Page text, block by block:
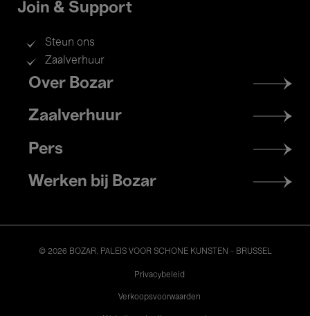
Join & Support
Steun ons
Zaalverhuur
Footer
menu
Over Bozar
Zaalverhuur
Pers
Werken bij Bozar
© 2026 BOZAR. PALEIS VOOR SCHONE KUNSTEN - BRUSSEL
Privacybeleid
Verkoopsvoorwaarden